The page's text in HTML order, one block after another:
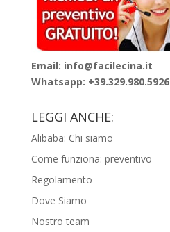
Email: info@facilecina.it
Whatsapp: +39.329.980.5926
LEGGI ANCHE:
Alibaba: Chi siamo
Come funziona: preventivo
Regolamento
Dove Siamo
Nostro team